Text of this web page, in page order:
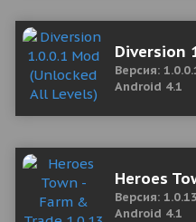
Diversion
Версия:
Android 4.1
Heroes
Версия: 1.0.13
Android 4.1